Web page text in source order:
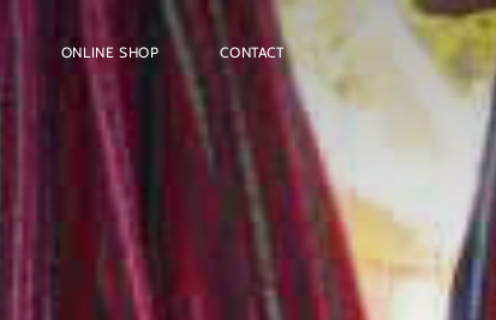
ONLINE SHOP CONTACT